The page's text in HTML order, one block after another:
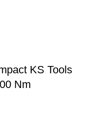
KS Tools
Nm